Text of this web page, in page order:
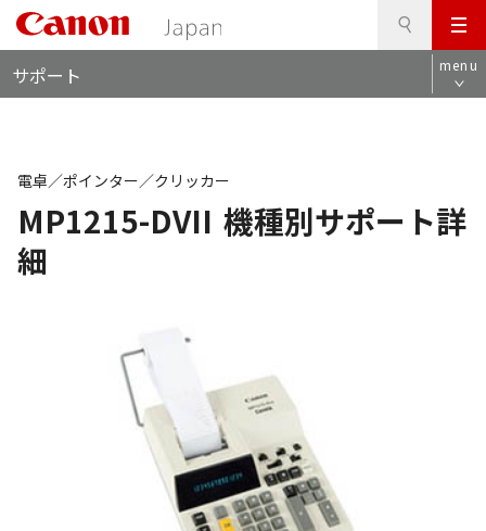
メ
ニ
ュ
サポート menu
MP1215-DVII 機種別サポート詳
細
電卓／ポインター／クリッカー